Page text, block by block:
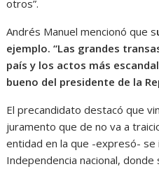
otros”.
Andrés Manuel mencionó que s
ejemplo. “Las grandes
país y los actos más
bueno del presidente de la
El precandidato destacó que
juramento que de no va a
entidad en la que -expresó- se
Independencia nacional,